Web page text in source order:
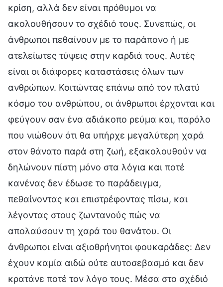
κρίση, αλλά δεν είναι πρόθυμοι να
ακολουθήσουν το σχέδιό τους. Συνεπώς, οι
άνθρωποι πεθαίνουν με το παράπονο ή με
ατελείωτες τύψεις στην καρδιά τους. Αυτές
είναι οι διάφορες καταστάσεις όλων των
ανθρώπων. Κοιτώντας επάνω από τον πλατύ
κόσμο του ανθρώπου, οι άνθρωποι έρχονται και
φεύγουν σαν ένα αδιάκοπο ρεύμα και, παρόλο
που νιώθουν ότι θα υπήρχε μεγαλύτερη χαρά
στον θάνατο παρά στη ζωή, εξακολουθούν να
δηλώνουν πίστη μόνο στα λόγια και ποτέ
κανένας δεν έδωσε το παράδειγμα,
πεθαίνοντας και επιστρέφοντας πίσω, και
λέγοντας στους ζωντανούς πώς να
απολαύσουν τη χαρά του θανάτου. Οι
άνθρωποι είναι αξιοθρήνητοι φουκαράδες: Δεν
έχουν καμία αιδώ ούτε αυτοσεβασμό και δεν
κρατάνε ποτέ τον λόγο τους. Μέσα στο σχέδιό